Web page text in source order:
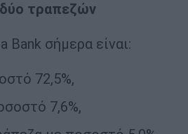
τραπεζών
σήμερα είναι:
72,5%,
7,6%,